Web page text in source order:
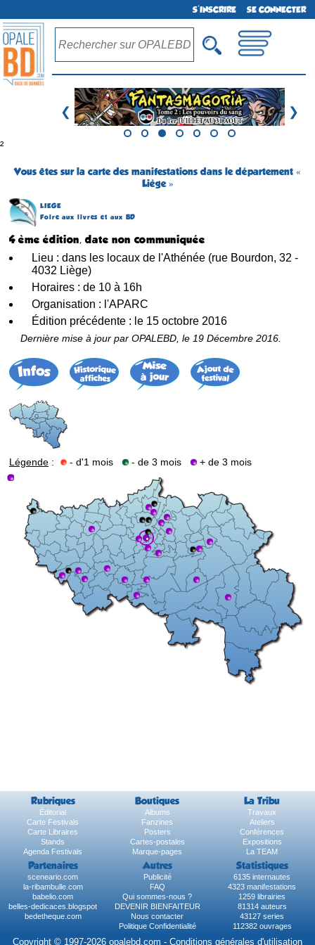
S'INSCRIRE SE CONNECTER
❮ ❯
²
Vous êtes sur la carte des manifestations dans le département «
Liège »
LIEGE
Foire aux livres et aux BD
4 ème édition, date non communiquée
Lieu : dans les locaux de l'Athénée (rue Bourdon, 32 -
4032 Liège)
Horaires : de 10 à 16h
Organisation : l'APARC
Édition précédente : le 15 octobre 2016
Dernière mise à jour par OPALEBD, le 19 Décembre 2016.
Légende : - d'1 mois - de 3 mois + de 3 mois
Rubriques Boutiques La Tribu
Éditorial Albums
Travaux
Carte Festivals
Fanzines
Ateliers
Carte Libraires
Posters
Conférences
Stands
Cartes-postales
Expositions
Agenda Festivals
Marque-pages La TEAM
Partenaires Autres Statistiques
sceneario.com Publicité
6135 internautes
la-ribambulle.com
FAQ
4323 manifestations
babelio.com
Qui sommes-nous ?
1259 librairies
belles-dedicaces.blogspot
DEVENIR BIENFAITEUR
81314 auteurs
bedetheque.com
Nous contacter
43127 series
Politique Confidentialité
112382 ouvrages
Copyright © 1997-2026 opalebd.com - Conditions générales d'utilisation